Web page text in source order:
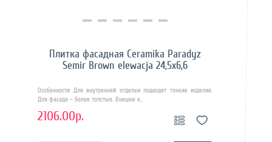
Купить в 1 клик
Плитка фасадная Ceramika Paradyz
Semir Brown elewacja 24,5x6,6
Особенности Для внутренней отделки подходят тонкие изделия.
Для фасада – более толстые. Внешне к..
2106.00р.